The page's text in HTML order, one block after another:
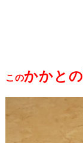
このかかと